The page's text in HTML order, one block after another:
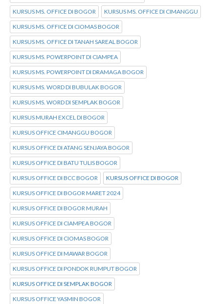
KURSUS MS. OFFICE DI BOGOR KURSUS MS. OFFICE DI CIMANGGU
KURSUS MS. OFFICE DI CIOMAS BOGOR
KURSUS MS. OFFICE DI TANAH SAREAL BOGOR
KURSUS MS. POWERPOINT DI CIAMPEA
KURSUS MS. POWERPOINT DI DRAMAGA BOGOR
KURSUS MS. WORD DI BUBULAK BOGOR
KURSUS MS. WORD DI SEMPLAK BOGOR
KURSUS MURAH EXCEL DI BOGOR
KURSUS OFFICE CIMANGGU BOGOR
KURSUS OFFICE DI ATANG SENJAYA BOGOR
KURSUS OFFICE DI BATU TULIS BOGOR
KURSUS OFFICE DI BCC BOGOR KURSUS OFFICE DI BOGOR
KURSUS OFFICE DI BOGOR MARET 2024
KURSUS OFFICE DI BOGOR MURAH
KURSUS OFFICE DI CIAMPEA BOGOR
KURSUS OFFICE DI CIOMAS BOGOR
KURSUS OFFICE DI MAWAR BOGOR
KURSUS OFFICE DI PONDOK RUMPUT BOGOR
KURSUS OFFICE DI SEMPLAK BOGOR
KURSUS OFFICE YASMIN BOGOR